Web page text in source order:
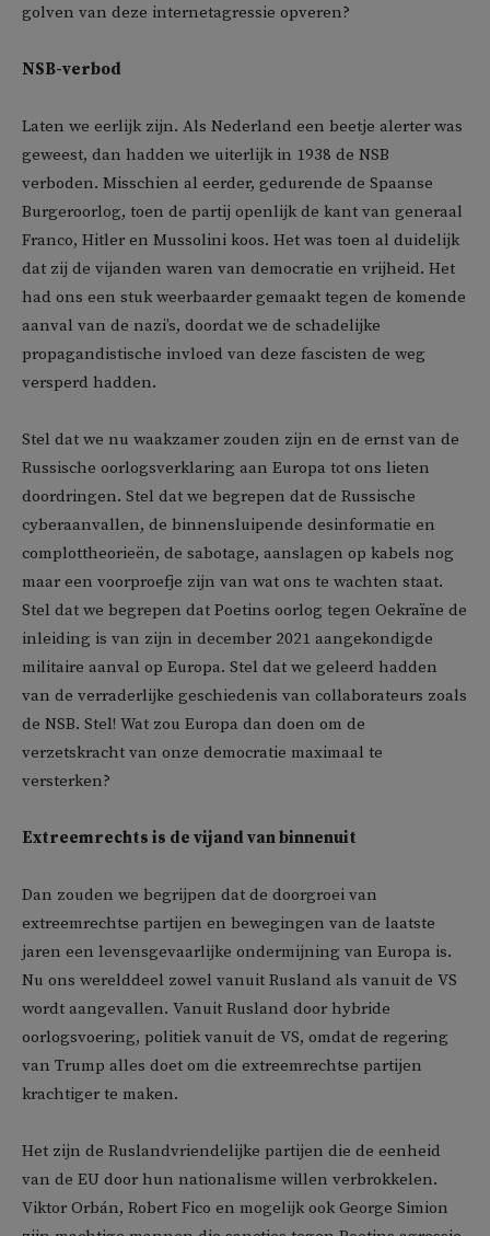
golven van deze internetagressie opveren?
NSB-verbod
Laten we eerlijk zijn. Als Nederland een beetje alerter was
geweest, dan hadden we uiterlijk in 1938 de NSB
verboden. Misschien al eerder, gedurende de Spaanse
Burgeroorlog, toen de partij openlijk de kant van generaal
Franco, Hitler en Mussolini koos. Het was toen al duidelijk
dat zij de vijanden waren van democratie en vrijheid. Het
had ons een stuk weerbaarder gemaakt tegen de komende
aanval van de nazi’s, doordat we de schadelijke
propagandistische invloed van deze fascisten de weg
versperd hadden.
Stel dat we nu waakzamer zouden zijn en de ernst van de
Russische oorlogsverklaring aan Europa tot ons lieten
doordringen. Stel dat we begrepen dat de Russische
cyberaanvallen, de binnensluipende desinformatie en
complottheorieën, de sabotage, aanslagen op kabels nog
maar een voorproefje zijn van wat ons te wachten staat.
Stel dat we begrepen dat Poetins oorlog tegen Oekraïne de
inleiding is van zijn in december 2021 aangekondigde
militaire aanval op Europa. Stel dat we geleerd hadden
van de verraderlijke geschiedenis van collaborateurs zoals
de NSB. Stel! Wat zou Europa dan doen om de
verzetskracht van onze democratie maximaal te
versterken?
Extreemrechts is de vijand van binnenuit
Dan zouden we begrijpen dat de doorgroei van
extreemrechtse partijen en bewegingen van de laatste
jaren een levensgevaarlijke ondermijning van Europa is.
Nu ons werelddeel zowel vanuit Rusland als vanuit de VS
wordt aangevallen. Vanuit Rusland door hybride
oorlogsvoering, politiek vanuit de VS, omdat de regering
van Trump alles doet om die extreemrechtse partijen
krachtiger te maken.
Het zijn de Ruslandvriendelijke partijen die de eenheid
van de EU door hun nationalisme willen verbrokkelen.
Viktor Orbán, Robert Fico en mogelijk ook George Simion